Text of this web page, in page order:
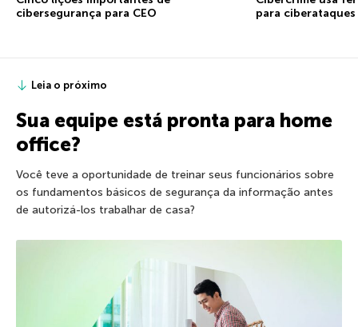
cibersegurança para CEO
para ciberataques
Leia o próximo
Sua equipe está pronta para home
office?
Você teve a oportunidade de treinar seus funcionários sobre
os fundamentos básicos de segurança da informação antes
de autorizá-los trabalhar de casa?